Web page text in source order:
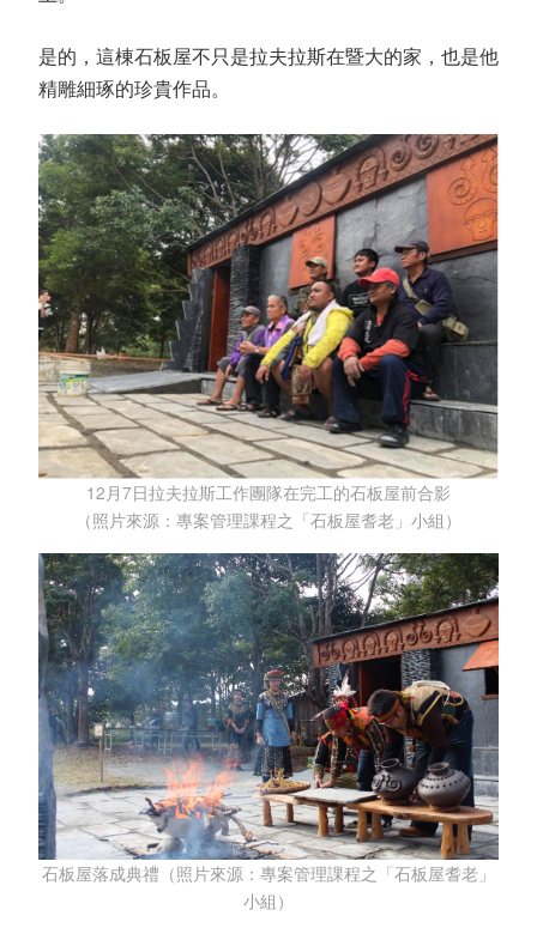
是的，這棟石板屋不只是拉夫拉斯在暨大的家，也是他
精雕細琢的珍貴作品。
12月7日拉夫拉斯工作團隊在完工的石板屋前合影
（照片來源：專案管理課程之「石板屋耆老」小組）
石板屋落成典禮（照片來源：專案管理課程之「石板屋耆老」
小組）